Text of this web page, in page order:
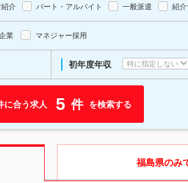
紹介 パート・アルバイト 一般派遣 紹
業 マネジャー採用
初年度年収 特に指定しない
に合う求人 5 件 を検索する
福島県のみ